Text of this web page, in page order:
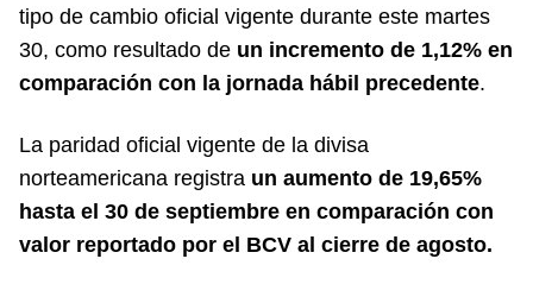
tipo de cambio oficial vigente durante este martes
30, como resultado de un incremento de 1,12% en
comparación con la jornada hábil precedente.
La paridad oficial vigente de la divisa
norteamericana registra un aumento de 19,65%
hasta el 30 de septiembre en comparación con
valor reportado por el BCV al cierre de agosto.